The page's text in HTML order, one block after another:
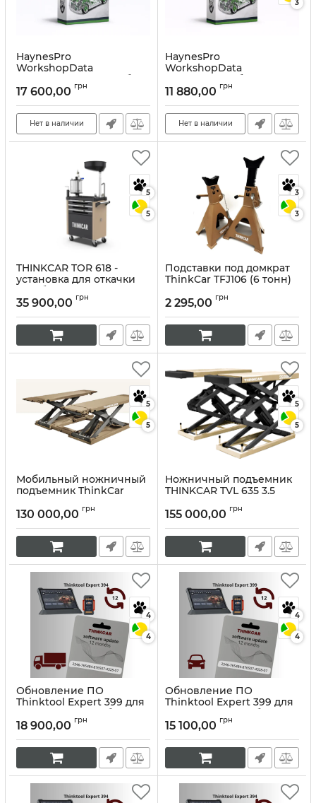
HaynesPro
WorkshopData
Electronics+Smart — база
данных для ремонта и
Артикул:10388
17 600,00 грн
Нет в наличии
3
HaynesPro
WorkshopData
Electronics — база
электросхем для
Артикул:10387
11 880,00 грн
Нет в наличии
5
5
THINKCAR TOR 618 -
установка для откачки
отработанного масла
Артикул:10386
35 900,00 грн
3
3
Подставки под домкрат
ThinkCar TFJ106 (6 тонн)
2 295,00 грн
5
5
Мобильный ножничный
подъемник ThinkCar
Артикул:10405
130 000,00 грн
5
5
Ножничный подъемник
THINKCAR TVL 635 3.5
Артикул:10404
155 000,00 грн
4
4
Обновление ПО
Thinktool Expert 399 для
грузовых автомобилей
Артикул:10403
18 900,00 грн
4
4
Обновление ПО
Thinktool Expert 399 для
легковых автомобилей
Артикул:10363
15 100,00 грн